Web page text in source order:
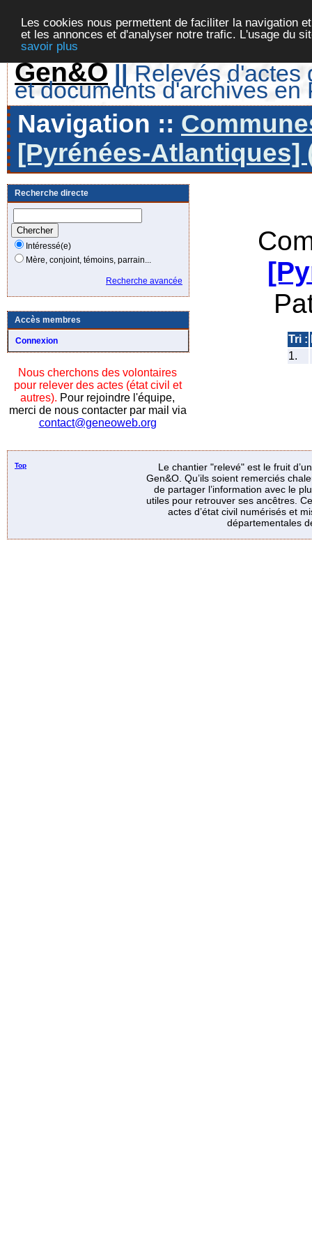
Les cookies nous permettent de faciliter la navigation
et les annonces et d'analyser notre trafic. L'usage du
savoir plus
Gen&O || Relevés d'actes
et documents d'archives en
Navigation ::
[Pyrénées-Atlantiques]
Recherche directe
Intéressé(e)
Mère, conjoint, témoins, parrain...
Recherche avancée
Accès membres
Connexion
Nous cherchons des volontaires
pour relever des actes (état civil et
autres). Pour rejoindre l'équipe,
merci de nous contacter par mail via
contact@geneoweb.org
Tri :
1.
Top
Le chantier "relevé" est le fruit
Gen&O. Qu’ils soient remerciés
de partager l’information avec le
utiles pour retrouver ses ancêtres.
actes d’état civil numérisés et
départementales